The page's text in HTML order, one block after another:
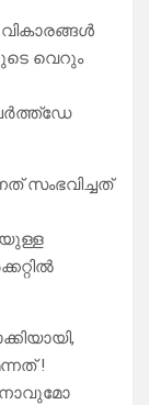
വെറും
സംഭവിച്ചത്
!